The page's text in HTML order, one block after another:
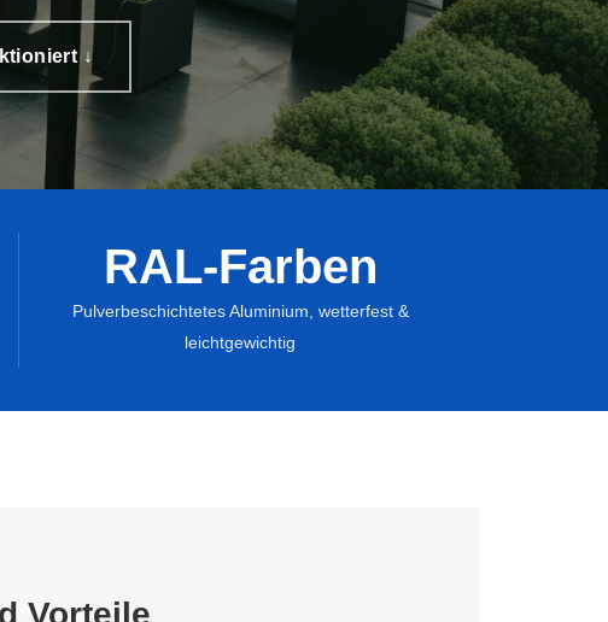
Pflanzgefäße für
Topf in Topf für Hydrokulturpflanzen
↓
RAL-Farben
Pulverbeschichtetes Aluminium, wetterfest &
leichtgewichtig
Vorteile